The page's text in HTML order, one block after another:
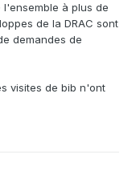
à plus de
de la DRAC sont
demandes de
visites de bib n'ont